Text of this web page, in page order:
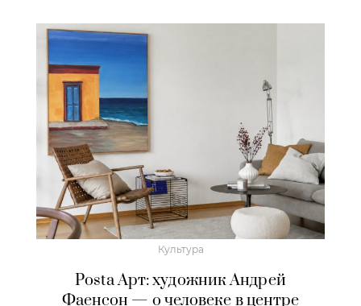
Культура
Posta Арт: художник Андрей
Фаенсон — о человеке в центре